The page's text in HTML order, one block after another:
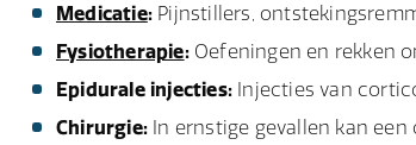
Medicatie: Pijnstillers,
Fysiotherapie:Oefeningen en rekken
Epidurale injecties: Injecties van
Chirurgie: In ernstige gevallen kan